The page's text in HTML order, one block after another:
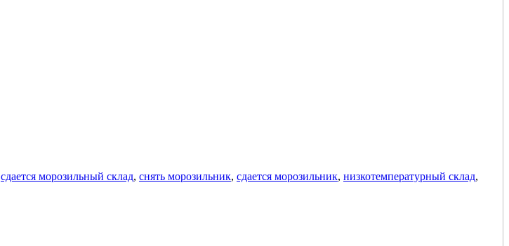
сдается морозильный склад, снять морозильник, сдается морозильник, низкотемпературный склад,